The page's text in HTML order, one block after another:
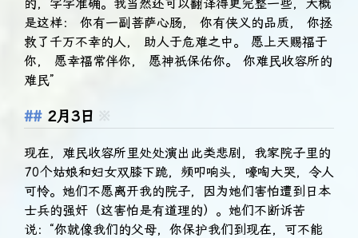
的，字字准确。我当然还可以翻译得更完整一些，大概
是这样： 你有一副菩萨心肠， 你有侠义的品质， 你拯
救了千万不幸的人， 助人于危难之中。 愿上天赐福于
你， 愿幸福常伴你， 愿神祇保佑你。 你难民收容所的
难民”
2月3日
现在，难民收容所里处处演出此类悲剧，我家院子里的
70个姑娘和妇女双膝下跪，频叩响头，嚎啕大哭，令人
可怜。她们不愿离开我的院子，因为她们害怕遭到日本
士兵的强奸（这害怕是有道理的）。她们不断诉苦
说：“你就像我们的父母，你保护我们到现在，可不能